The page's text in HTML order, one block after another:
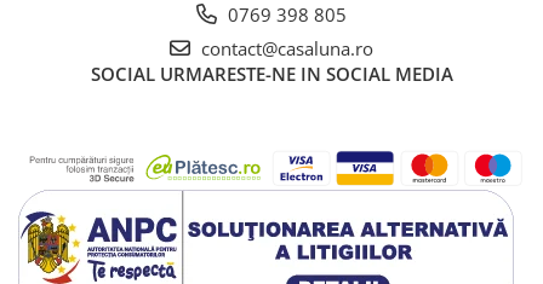
0769 398 805
contact@casaluna.ro
SOCIAL URMARESTE-NE IN SOCIAL MEDIA